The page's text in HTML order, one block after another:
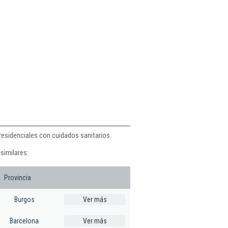
con cuidados sanitarios.
Provincia
Burgos Ver más
Barcelona Ver más